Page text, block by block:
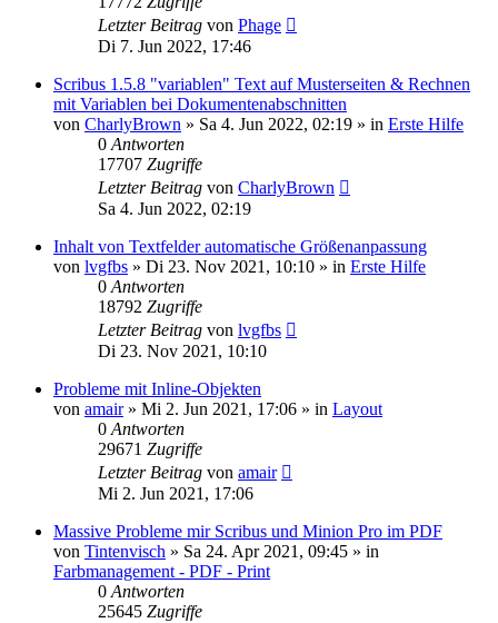
Letzter Beitrag von Phage
Di 7. Jun 2022, 17:46
Scribus 1.5.8 "variablen" Text auf Musterseiten & Rechnen
mit Variablen bei Dokumentenabschnitten
von CharlyBrown » Sa 4. Jun 2022, 02:19 » in Erste Hilfe
0 Antworten
17707 Zugriffe
Letzter Beitrag von CharlyBrown
Sa 4. Jun 2022, 02:19
Inhalt von Textfelder automatische Größenanpassung
von lvgfbs » Di 23. Nov 2021, 10:10 » in Erste Hilfe
0 Antworten
18792 Zugriffe
Letzter Beitrag von lvgfbs
Di 23. Nov 2021, 10:10
Probleme mit Inline-Objekten
von amair» Mi 2. Jun 2021, 17:06 » in Layout
0 Antworten
29671 Zugriffe
Letzter Beitrag von amair
Mi 2. Jun 2021, 17:06
Massive Probleme mir Scribus und Minion Pro im PDF
von Tintenvisch » Sa 24. Apr 2021, 09:45 » in
Farbmanagement - PDF - Print
0 Antworten
25645 Zugriffe